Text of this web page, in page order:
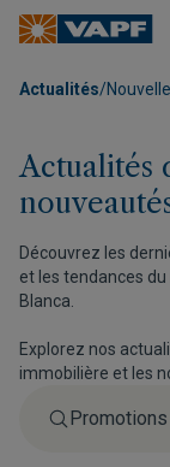
Actualités/
Actualités
Découvrez les
et les tendances
Blanca.
Explorez nos
immobilière et les